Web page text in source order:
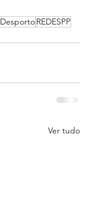
DesportoREDESPP
Ver tudo